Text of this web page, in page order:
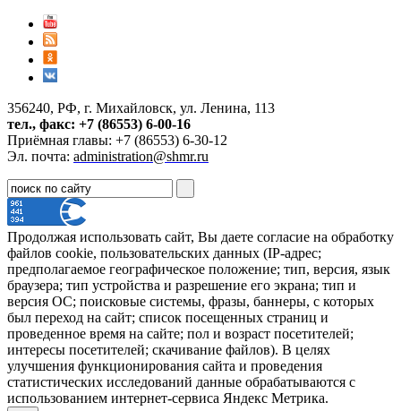
356240, РФ, г. Михайловск, ул. Ленина, 113
тел., факс: +7 (86553) 6-00-16
Приёмная главы: +7 (86553) 6-30-12
Эл. почта: administration@shmr.ru
Продолжая использовать сайт, Вы даете согласие на обработку
файлов cookie, пользовательских данных (IP-адрес;
предполагаемое географическое положение; тип, версия, язык
браузера; тип устройства и разрешение его экрана; тип и
версия ОС; поисковые системы, фразы, баннеры, с которых
был переход на сайт; список посещенных страниц и
проведенное время на сайте; пол и возраст посетителей;
интересы посетителей; скачивание файлов). В целях
улучшения функционирования сайта и проведения
статистических исследований данные обрабатываются с
использованием интернет-сервиса Яндекс Метрика.